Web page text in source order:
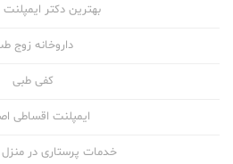
بهترین دکتر
داروخانه زوج
کفی طبی
ایمپلنت اقساطی
خدمات پرستاری در